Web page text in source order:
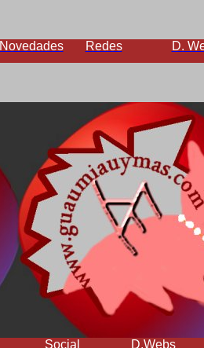
Novedades Redes D.
Social D.Webs